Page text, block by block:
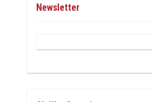
Newsletter